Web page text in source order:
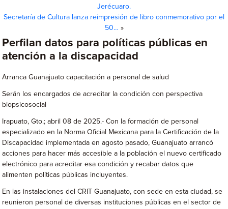
Jerécuaro.
Secretaría de Cultura lanza reimpresión de libro conmemorativo por el
50… »
Perfilan datos para políticas públicas en
atención a la discapacidad
Arranca Guanajuato capacitación a personal de salud
Serán los encargados de acreditar la condición con perspectiva
biopsicosocial
Irapuato, Gto.; abril 08 de 2025.- Con la formación de personal
especializado en la Norma Oficial Mexicana para la Certificación de la
Discapacidad implementada en agosto pasado, Guanajuato arrancó
acciones para hacer más accesible a la población el nuevo certificado
electrónico para acreditar esa condición y recabar datos que
alimenten políticas públicas incluyentes.
En las instalaciones del CRIT Guanajuato, con sede en esta ciudad, se
reunieron personal de diversas instituciones públicas en el sector de